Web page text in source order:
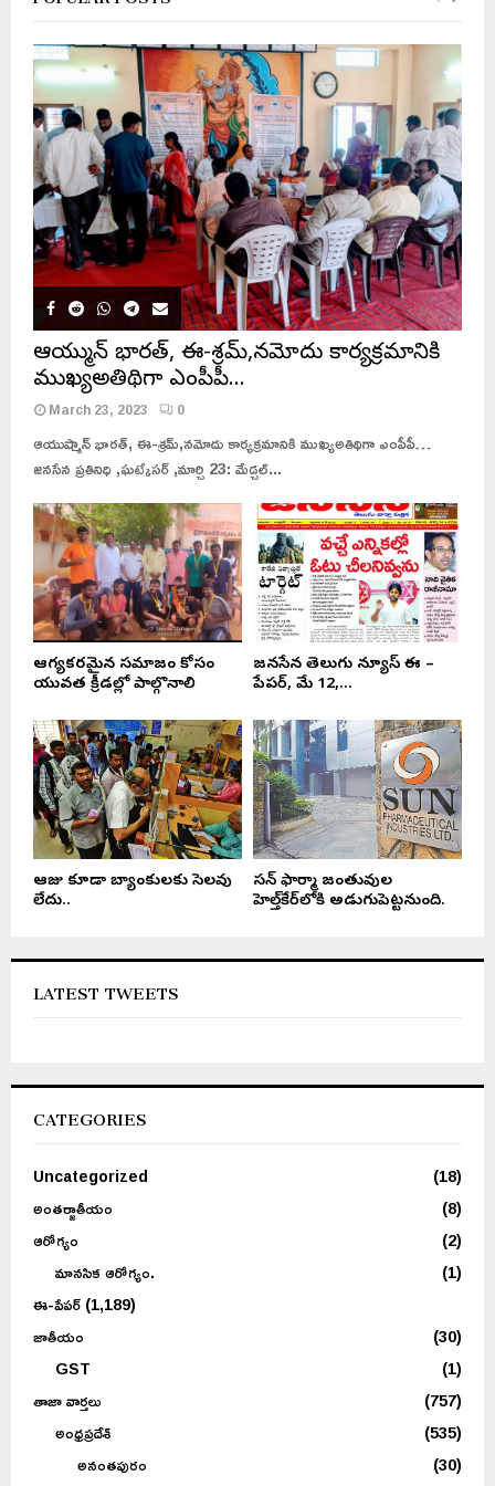
ఆయుష్మాన్ భారత్, ఈ-శ్రమ్,నమోదు కార్యక్రమానికి
ముఖ్యఅతిథిగా ఎంపీపీ…
March 23, 2023 0
ఆయుష్మాన్ భారత్, ఈ-శ్రమ్,నమోదు కార్యక్రమానికి ముఖ్యఅతిథిగా ఎంపీపీ…
జనసేన ప్రతినిధి ,ఘట్కేసర్ ,మార్చి 23: మేడ్చల్...
ఆరోగ్యకరమైన సమాజం కోసం
యువత క్రీడల్లో పాల్గొనాలి
జనసేన తెలుగు న్యూస్ ఈ –
పేపర్, మే 12,...
ఆరోజు కూడా బ్యాంకులకు సెలవు
లేదు..
సన్ ఫార్మా జంతువుల
హెల్త్‌కేర్‌లోకి అడుగుపెట్టనుంది.
LATEST TWEETS
CATEGORIES
Uncategorized
(18)
అంతర్జాతీయం
(8)
ఆరోగ్యం
(2)
మానసిక ఆరోగ్యం.
(1)
ఈ-పేపర్(1,189)
జాతీయం
(30)
GST
(1)
తాజా వార్తలు
(757)
అంధ్రప్రదేశ్
(535)
అనంతపురం
(30)